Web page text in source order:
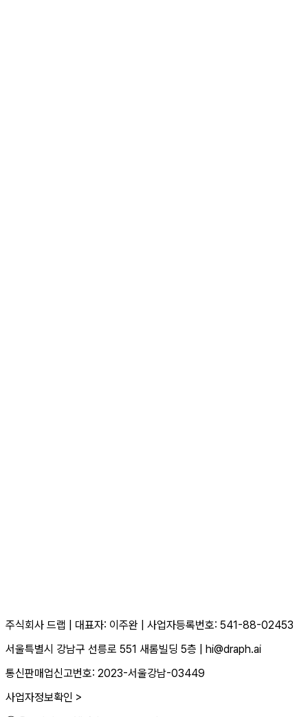
주식회사 드랩 대표자: 이주완
사업자등록번호: 541-88-02453
서울특별시 강남구 선릉로 551 새롬빌딩 5층
hi@draph.ai
통신판매업신고번호: 2023-서울강남-03449
사업자정보확인 >